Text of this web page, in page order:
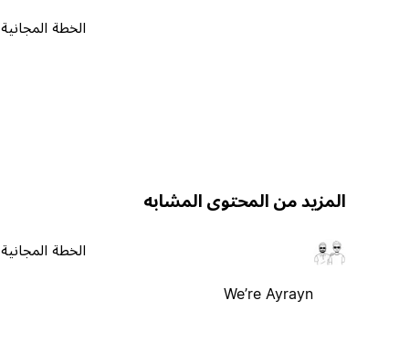
الخطة المجانية
المزيد من المحتوى المشابه
We’re Ayrayn
الخطة المجانية